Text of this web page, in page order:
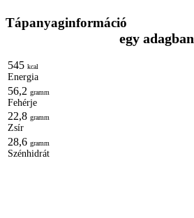
Tápanyaginformáció
egy adagban
545 kcal
Energia
56,2 gramm
Fehérje
22,8 gramm
Zsír
28,6 gramm
Szénhidrát